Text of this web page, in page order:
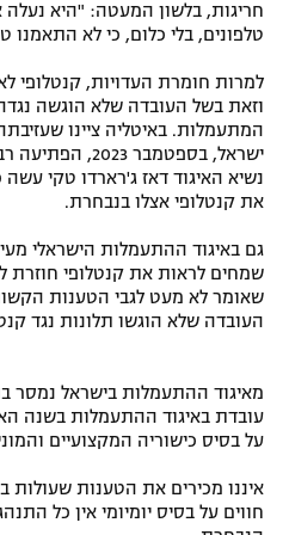
חריגות, בלשון המעטה: "היא נעלה
טלפונים, בלי כלום, כי לא התאמנו
למרות חומרת העדויות, קנטלופי
וזאת בשל העובדה שלא הוגשה
המתעמלות. באיטליה ציינו
ישראל, בספטמבר
נשיא האיגוד דאז ג'רארדו טקי
את קנטלופי אצלו בנבחרת.
גם באיגוד ההתעמלות הישראלי
שמחים לראות את קנטלופי חוזרת
שאומר לא מעט לגבי הטענות
העובדה שלא הוגשו תלונות נגד
מאיגוד ההתעמלות בישראל נמסר
עובדת באיגוד ההתעמלות בשנה
על בסיס כישוריה המקצועיים
איננו מכירים את הטענות
חווים על בסיס יומיומי אין כל